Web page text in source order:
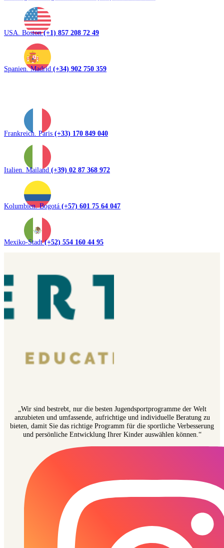
USA. Boston(+1) 857 208 72 49
Spanien. Madrid (+34) 902 750 359
Frankreich. Paris (+33) 170 849 040
Italien. Mailand (+39) 02 87 368 972
Kolumbien. Bogotá (+57) 601 75 64 047
Mexiko-Stadt(+52) 554 160 44 95
„Wir sind bestrebt, nur die besten Jugendsportprogramme der Welt
anzubieten und umfassende, aufrichtige und individuelle Beratung zu
bieten, damit Sie das richtige Programm für die sportliche Verbesserung
und persönliche Entwicklung Ihrer Kinder auswählen können.“